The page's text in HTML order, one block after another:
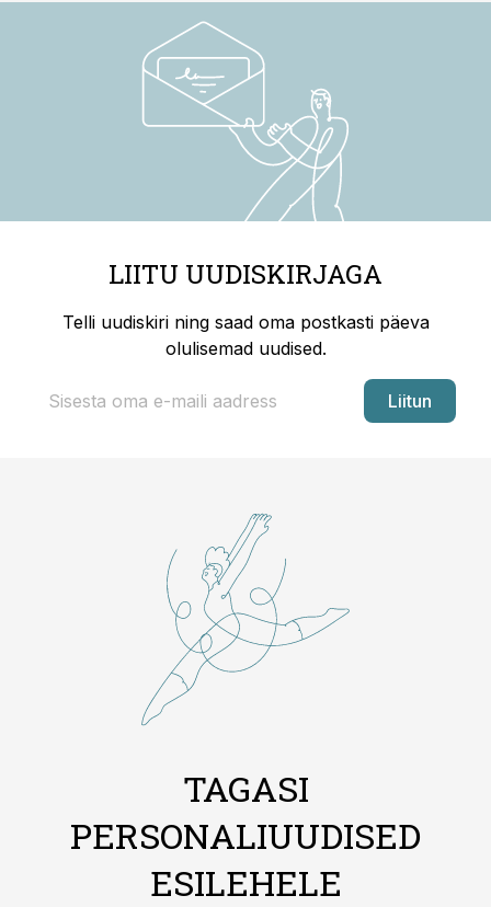
LIITU UUDISKIRJAGA
Telli uudiskiri ning saad oma postkasti päeva
olulisemad uudised.
Liitun
TAGASI
PERSONALIUUDISED
ESILEHELE